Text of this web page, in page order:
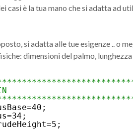
casi è la tua mano che si adatta ad
si adatta alle tue esigenze .. o
dimensioni del palmo,